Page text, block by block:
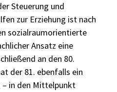
Steuerung und
zur Erziehung ist nach
sozialraumorientierte
Ansatz eine
an den 80.
der 81. ebenfalls ein
– in den Mittelpunkt